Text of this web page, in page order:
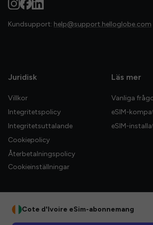
Kundsupport: help@support.helloglobe.com
Juridisk
Villkor
Integritetspolicy
Integritetsuttalande
Cookiepolicy
Återbetalningspolicy
Cookieinställningar
Läs mer
Vanliga
eSIM-
eSIM-
Cote d'Ivoire eSim-abonnemang